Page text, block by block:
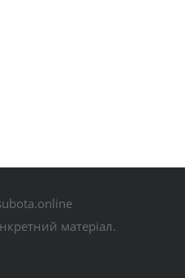
матеріал.